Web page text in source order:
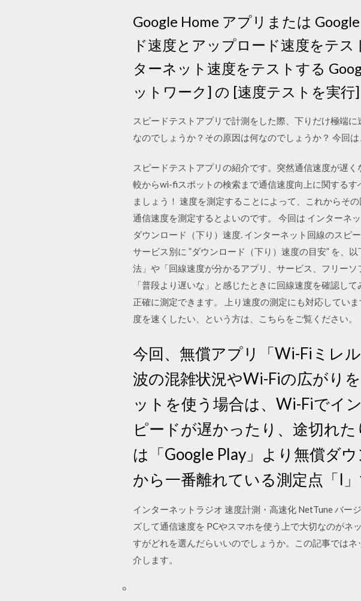
Google Home アプリまたは
ド速度とアップロード速度をテ
ターネット速度をテストする
ットワーク] の [速度テストを実行]
スピードテストアプリで計測をした際、下りだけ極端
なのでしょうか？その原因は何なのでしょうか？ 今回
スピードテストアプリの紹介です。突然通信速度が遅
較からwi-fiスポットの検索まで通信速度向上に関する
ましょう！ 速度を測定することによって、これからそ
通信速度を測定するとよいのです。 今回は インターネ
ダウンロード（下り）速度. インターネット回線のスピ
サービス別に ”ダウンロード（下り）速度の目安” を、
法」や「回線速度が分かるアプリ、サービス、フリー
「普段より遅いな」と感じたときに回線速度を確認し
正確に測定できます。 上り速度の測定にも対応してい
度を速くしたい、という方は、こちらをご覧ください。
今回、無償アプリ「Wi-Fiミレ
波の混雑状況やWi-Fiの広がり
ットを使う場合は、Wi-Fiでイ
ピードが遅かったり、途切れ
は「Google Play」より無償ダ
から一番離れている測定点「I
インターネットラジオ 速度計測・高速化 NetTune バ
ズして通信速度を PCやスマホを使う上で大切なのがネ
すがどれを選んだらいいのでしょうか。この記事では
介します。